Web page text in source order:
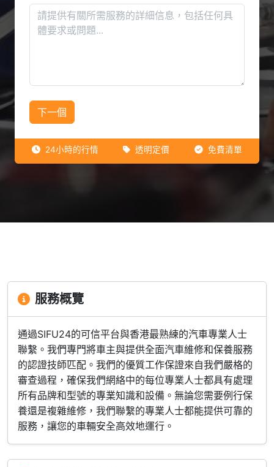
下一個
24小時的行情 透明定價 免費清單
服務概覽
通過SIFU24的可信平台與香港最熟練的汽車專業人士
聯繫。我們專門將車主與提供全面汽車維修和保養服務
的認證技師匹配。我們的優質工作保證來自我們嚴格的
審查過程，確保我們網絡中的每位專業人士都具有處理
所有品牌和型號的專業知識和設備。無論您需要例行保
養還是複雜維修，我們聯繫的專業人士都能提供可靠的
服務，讓您的車輛安全高效地運行。